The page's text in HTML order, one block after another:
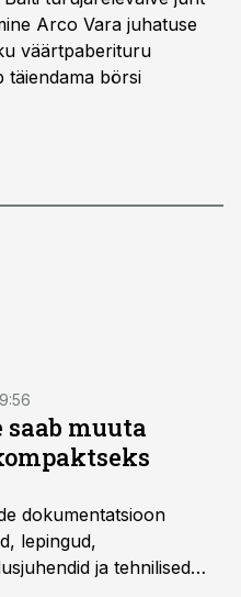
Arco Vara juhatuse
väärtpaberituru
täiendama börsi
muuta
dokumentatsioon
lepingud,
ja tehnilised